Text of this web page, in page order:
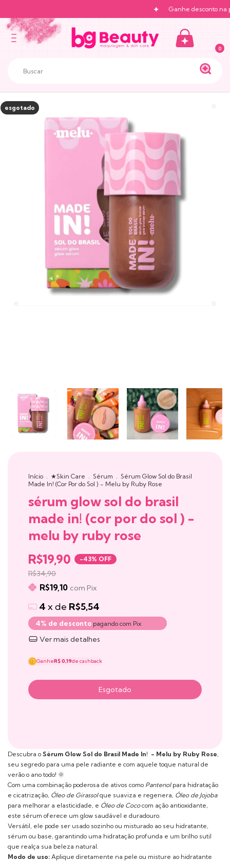
Ganhe desconto na
0
esgotado
Início . ★Skin Care . Sérum . Sérum Glow Sol do Brasil
Made In! (Cor Por do Sol ) - Melu by Ruby Rose
sérum glow sol do brasil
made in! (cor por do sol ) -
melu by ruby rose
R$19,90 -43% OFF
R$34,90
R$19,10 com Pix
4 x de R$5,54
4% de desconto pagando com Pix
Ver mais detalhes
GanheR$ 0,19de cashback
Descubra o Sérum Glow Sol do Brasil Made In! - Melu by Ruby Rose,
seu segredo para uma pele radiante e com aquele toque natural de
verão o ano todo! 🌞
Com uma combinação poderosa de ativos como Pantenolpara hidratação
e cicatrização, Óleo de Girassolque suaviza e regenera, Óleo de Jojoba
para melhorar a elasticidade, e Óleo de Cococom ação antioxidante,
este sérum oferece um glow saudável e duradouro.
Versátil, ele pode ser usado sozinho ou misturado ao seu hidratante,
sérum ou base, garantindo uma hidratação profunda e um brilho sutil
que realça sua beleza natural.
Modo de uso: Aplique diretamente na pele ou misture ao hidratante